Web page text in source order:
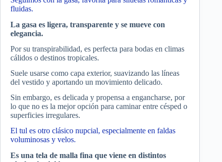
fluidas.
La gasa es ligera, transparente y se mueve con
elegancia.
Por su transpirabilidad, es perfecta para bodas en climas
cálidos o destinos tropicales.
Suele usarse como capa exterior, suavizando las líneas
del vestido y aportando un movimiento delicado.
Sin embargo, es delicada y propensa a engancharse, por
lo que no es la mejor opción para caminar entre césped o
superficies irregulares.
El tul es otro clásico nupcial, especialmente en faldas
voluminosas y velos.
Es una tela de malla fina que viene en distintos